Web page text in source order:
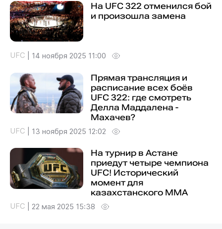
На UFC 322 отменился бой
и произошла замена
UFC 14 ноября 2025 11:00
Прямая трансляция и
расписание всех боёв
UFC 322: где смотреть
Делла Маддалена -
Махачев?
UFC 13 ноября 2025 12:02
На турнир в Астане
приедут четыре чемпиона
UFC! Исторический
момент для
казахстанского ММА
UFC 22 мая 2025 15:38